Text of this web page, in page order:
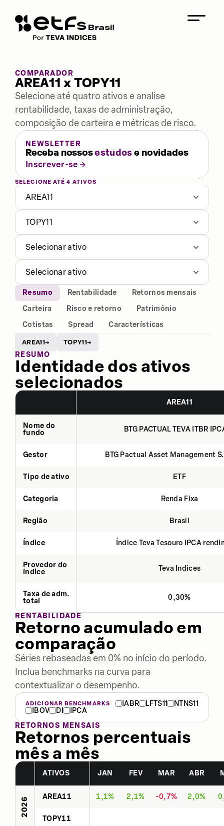
COMPARADOR
AREA11 x TOPY11
Selecione até quatro ativos e analise
rentabilidade, taxas de administração,
composição de carteira e métricas de risco.
NEWSLETTER
Receba nossosestudose novidades
Inscrever-se
SELECIONE ATÉ 4 ATIVOS
AREA11
TOPY11
Selecionar ativo
Selecionar ativo
Resumo Rentabilidade
Retornos mensais
Carteira
Risco e retorno
Patrimônio
Cotistas
Spread Características
AREA11→ TOPY11→
RESUMO
Identidade dos ativos
selecionados
AREA11
Nome do
fundo
BTG PACTUAL TEVA ITBR
Gestor BTG Pactual Asset Management
Tipo de ativo ETF
Categoria Renda Fixa
Região Brasil
Índice Índice Teva Tesouro IPCA
Provedor do
índice
Teva Indices
Taxa de adm.
total
0,30%
RENTABILIDADE
Retorno acumulado em
comparação
Séries rebaseadas em 0% no início do período.
Inclua benchmarks na curva para
contextualizar o desempenho.
ADICIONAR BENCHMARKS IABR LFTS11
NTNS11
IBOV
DI
IPCA
RETORNOS MENSAIS
Retornos percentuais
mês a mês
ATIVOS JAN FEV MAR ABR
2026 AREA11 1,1% 2,1% -0,7% 2,0%
TOPY11